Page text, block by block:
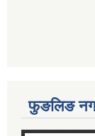
फुङलिङ